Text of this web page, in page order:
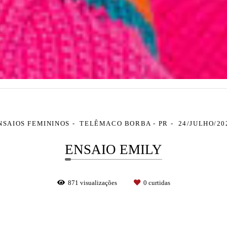
FEMININOS TELÊMACO BORBA - PR 24/JULHO/
ENSAIO EMILY
871 visualizações 0 curtidas